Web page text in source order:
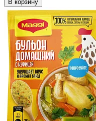
В корзину